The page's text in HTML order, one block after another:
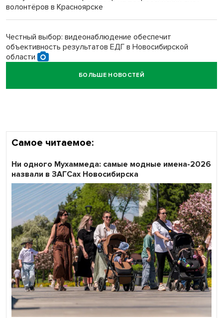
Обновлённое отделение ВТБ открылось в Искитиме
волонтёров в Красноярске
Честный выбор: видеонаблюдение обеспечит
объективность результатов ЕДГ в Новосибирской
области
Кибертанки пошли в бой: «Ростелеком» объявляет
БОЛЬШЕ НОВОСТЕЙ
Самое читаемое:
Ни одного Мухаммеда: самые модные имена-2026
назвали в ЗАГСах Новосибирска